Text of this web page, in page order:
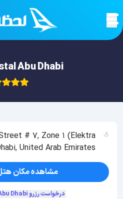
Abu Dhabi
# 7, Zone 1 (Elektra
United Arab Emirates
مشاهده مکان
درخواست رزرو Hotel Cristal Abu Dhabi